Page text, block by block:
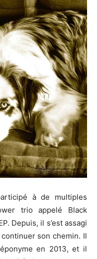
à de multiples
trio appelé Black
Depuis, il s’est assagi
son chemin. Il
en 2013, et il